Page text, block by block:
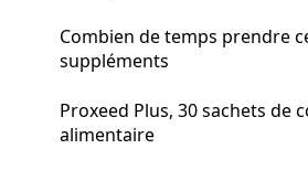
Combien de temps prendre
suppléments
Proxeed Plus, 30 sachets de
alimentaire